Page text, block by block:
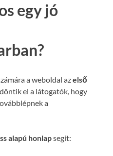
egy jó
a weboldal azelső
el a látogatók, hogy
a
alapú honlapsegít: